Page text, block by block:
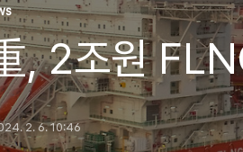
, 2조원
2. 6. 10:46